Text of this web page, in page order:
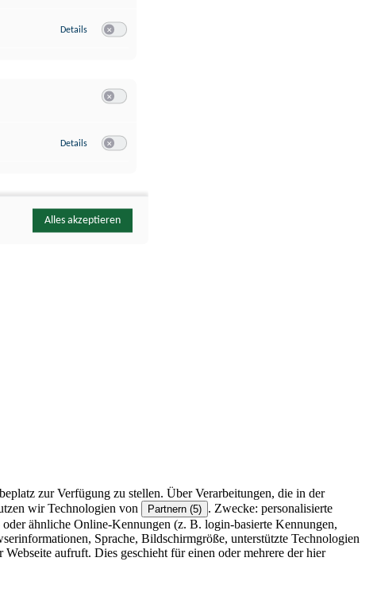
zur Verfügung zu stellen. Über Verarbeitungen, die in der
wir Technologien von Partnern (5) . Zwecke: personalisierte
ähnliche Online-Kennungen (z. B. login-basierte Kennungen,
Sprache, Bildschirmgröße, unterstützte Technologien
aufruft. Dies geschieht für einen oder mehrere der hier
Details zu Google Analytics
Details zu YouTube
Alles akzeptieren